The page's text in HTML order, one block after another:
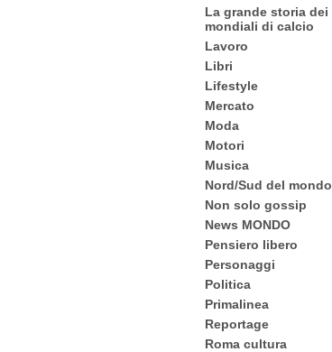
La grande storia dei
mondiali di calcio
Lavoro
Libri
Lifestyle
Mercato
Moda
Motori
Musica
Nord/Sud del mondo
Non solo gossip
News MONDO
Pensiero libero
Personaggi
Politica
Primalinea
Reportage
Roma cultura